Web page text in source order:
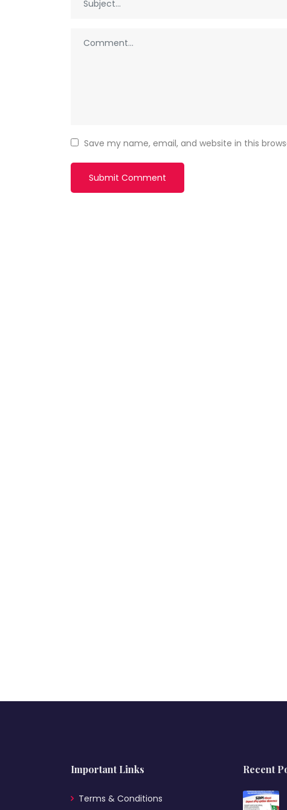
Save my name, email, and website in this
Important Links
Terms & Conditions
Recent